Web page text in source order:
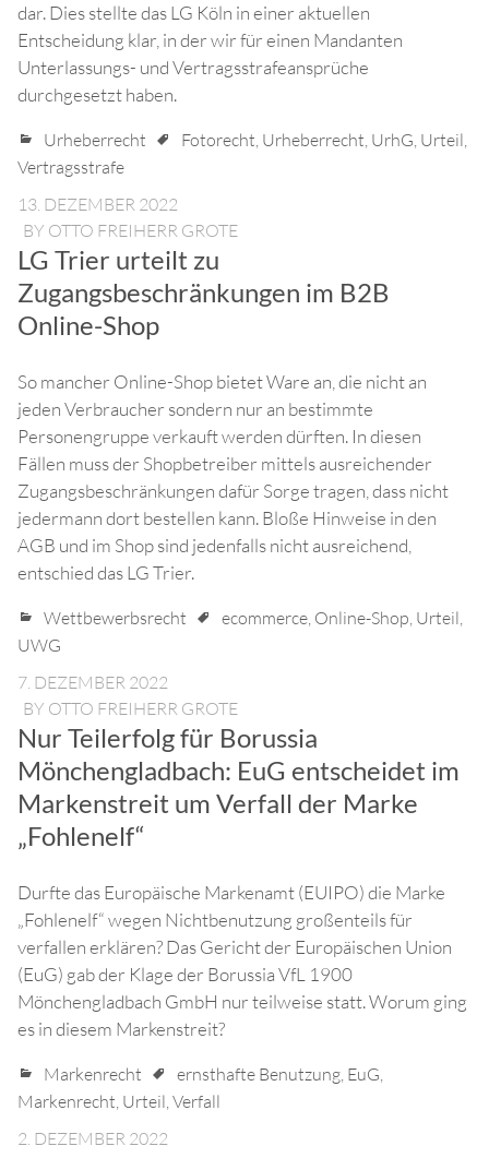
dar. Dies stellte das LG Köln in einer aktuellen
Entscheidung klar, in der wir für einen Mandanten
Unterlassungs- und Vertragsstrafeansprüche
durchgesetzt haben.
Urheberrecht Fotorecht, Urheberrecht, UrhG, Urteil,
Vertragsstrafe
13. DEZEMBER 2022
BY OTTO FREIHERR GROTE
LG Trier urteilt zu
Zugangsbeschränkungen im B2B
Online-Shop
So mancher Online-Shop bietet Ware an, die nicht an
jeden Verbraucher sondern nur an bestimmte
Personengruppe verkauft werden dürften. In diesen
Fällen muss der Shopbetreiber mittels ausreichender
Zugangsbeschränkungen dafür Sorge tragen, dass nicht
jedermann dort bestellen kann. Bloße Hinweise in den
AGB und im Shop sind jedenfalls nicht ausreichend,
entschied das LG Trier.
Wettbewerbsrecht ecommerce, Online-Shop, Urteil,
UWG
7. DEZEMBER 2022
BY OTTO FREIHERR GROTE
Nur Teilerfolg für Borussia
Mönchengladbach: EuG entscheidet im
Markenstreit um Verfall der Marke
„Fohlenelf“
Durfte das Europäische Markenamt (EUIPO) die Marke
„Fohlenelf“ wegen Nichtbenutzung großenteils für
verfallen erklären? Das Gericht der Europäischen Union
(EuG) gab der Klage der Borussia VfL 1900
Mönchengladbach GmbH nur teilweise statt. Worum ging
es in diesem Markenstreit?
Markenrecht ernsthafte Benutzung, EuG,
Markenrecht, Urteil,Verfall
2. DEZEMBER 2022